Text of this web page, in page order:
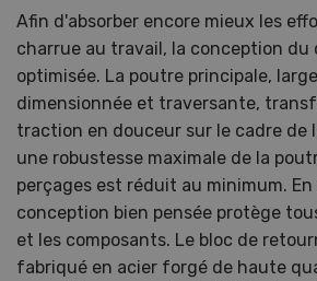
Afin d'absorber encore mieux les
charrue au travail, la conception du
optimisée. La poutre principale,
dimensionnée et traversante,
traction en douceur sur le cadre de
une robustesse maximale de la
perçages est réduit au minimum. En
conception bien pensée protège
et les composants. Le bloc de
fabriqué en acier forgé de haute